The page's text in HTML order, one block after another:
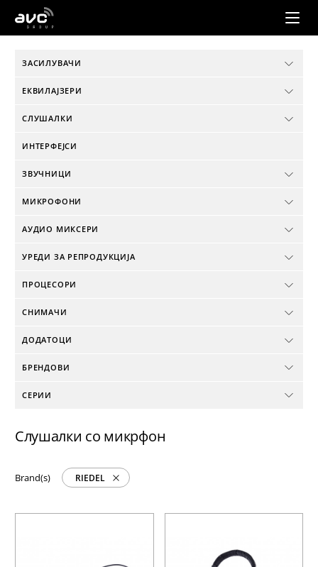
AVC
ЗАСИЛУВАЧИ
ЕКВИЛАЈЗЕРИ
СЛУШАЛКИ
ИНТЕРФЕЈСИ
ЗВУЧНИЦИ
МИКРОФОНИ
АУДИО МИКСЕРИ
УРЕДИ ЗА РЕПРОДУКЦИЈА
ПРОЦЕСОРИ
СНИМАЧИ
ДОДАТОЦИ
БРЕНДОВИ
СЕРИИ
Слушалки со микрфон
Brand(s) RIEDEL